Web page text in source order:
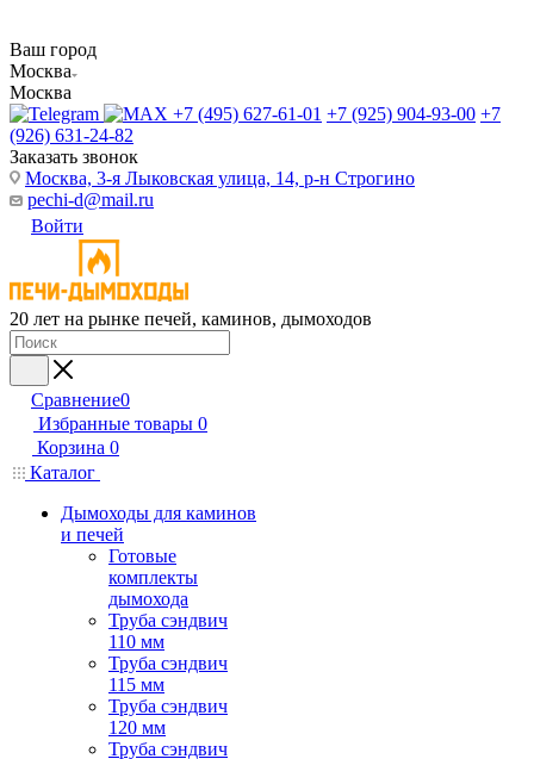
Ваш город
Москва
Москва
+7 (495) 627-61-01 +7 (925) 904-93-00 +7
(926) 631-24-82
Заказать звонок
Москва, 3-я Лыковская улица, 14, р-н Строгино
pechi-d@mail.ru
Войти
20 лет на рынке печей, каминов, дымоходов
Сравнение0
Избранные товары 0
Корзина 0
Каталог
Дымоходы для каминов
и печей
Готовые
комплекты
дымохода
Труба сэндвич
110 мм
Труба сэндвич
115 мм
Труба сэндвич
120 мм
Труба сэндвич